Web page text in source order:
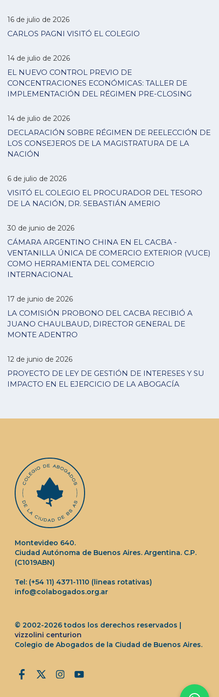
16 de julio de 2026
CARLOS PAGNI VISITÓ EL COLEGIO
14 de julio de 2026
EL NUEVO CONTROL PREVIO DE
CONCENTRACIONES ECONÓMICAS: TALLER DE
IMPLEMENTACIÓN DEL RÉGIMEN PRE-CLOSING
14 de julio de 2026
DECLARACIÓN SOBRE RÉGIMEN DE REELECCIÓN DE
LOS CONSEJEROS DE LA MAGISTRATURA DE LA
NACIÓN
6 de julio de 2026
VISITÓ EL COLEGIO EL PROCURADOR DEL TESORO
DE LA NACIÓN, DR. SEBASTIÁN AMERIO
30 de junio de 2026
CÁMARA ARGENTINO CHINA EN EL CACBA -
VENTANILLA ÚNICA DE COMERCIO EXTERIOR (VUCE)
COMO HERRAMIENTA DEL COMERCIO
INTERNACIONAL
17 de junio de 2026
LA COMISIÓN PROBONO DEL CACBA RECIBIÓ A
JUANO CHAULBAUD, DIRECTOR GENERAL DE
MONTE ADENTRO
12 de junio de 2026
PROYECTO DE LEY DE GESTIÓN DE INTERESES Y SU
IMPACTO EN EL EJERCICIO DE LA ABOGACÍA
Montevideo 640.
Ciudad Autónoma de Buenos Aires. Argentina. C.P.
(C1019ABN)
Tel: (+54 11) 4371-1110 (lineas rotativas)
info@colabogados.org.ar
© 2002-2026 todos los derechos reservados |
vizzolini centurion
Colegio de Abogados de la Ciudad de Buenos Aires.